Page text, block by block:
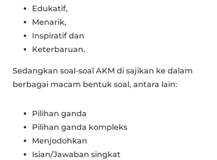
Edukatif,
Menarik,
Inspiratif dan
Keterbaruan.
Sedangkan soal-soal AKM di sajikan ke dalam
berbagai macam bentuk soal, antara lain:
Pilihan ganda
Pilihan ganda kompleks
Menjodohkan
Isian/Jawaban singkat